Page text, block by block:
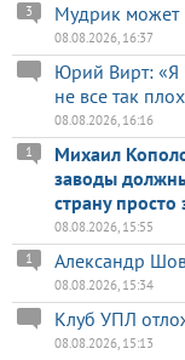
Мудрик может
3
08.08.2026, 16:37
Юрий Вирт: «Я
не все так
08.08.2026, 16:16
Михаил
заводы
страну просто
1
08.08.2026, 15:55
Александр
1
08.08.2026, 15:34
Клуб УПЛ
08.08.2026, 15:13